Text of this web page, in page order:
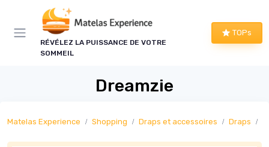
RÉVÉLEZ LA PUISSANCE DE VOTRE
SOMMEIL
TOPs
Dreamzie
Matelas Experience Shopping Draps et accessoires Draps
Panneau de gestion des cookies